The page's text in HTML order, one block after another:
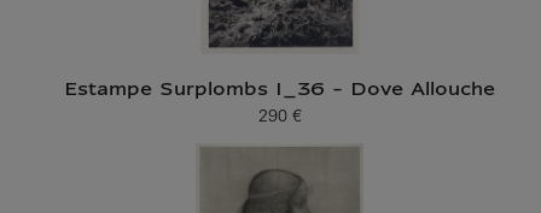
Estampe Surplombs I_36 - Dove Allouche
Prix ​​actuel
290 €